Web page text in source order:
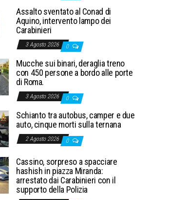
Assalto sventato al Conad di
Aquino, intervento lampo dei
Carabinieri
3 Agosto 2026 0
Mucche sui binari, deraglia treno
con 450 persone a bordo alle porte
di Roma.
3 Agosto 2026 0
Schianto tra autobus, camper e due
auto, cinque morti sulla ternana
2 Agosto 2026 0
Cassino, sorpreso a spacciare
hashish in piazza Miranda:
arrestato dai Carabinieri con il
supporto della Polizia